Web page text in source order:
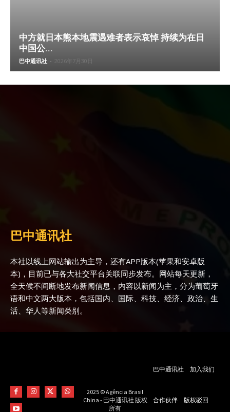
中方就日本熊本地震遇难者表示哀悼 持续为在日
中国公...
巴中通讯社 - 2026年7月30日
巴中通讯社
本社以线上网站输出为主导，还有APP版本(苹果和安卓版
本)，目前已与各大社交平台关联同步发布。网站每天更新，
全天候不间断地发布新闻信息，内容以新闻为主，分为葡萄牙
语和中文两大版本，包括国内、国际、科技、经济、政治、生
活、华人等新闻类别。
2025 © Agência Brasil
China - 巴中通讯社 版权
所有
巴中通讯社 加入我们
合作伙伴 版权驳回